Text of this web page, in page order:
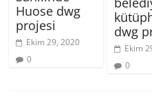
Huose dwg
projesi
Ekim 29, 2020
0
dwg
Ekim
0